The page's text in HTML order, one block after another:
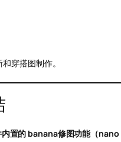
穿搭图制作。
置的 banana修图功能（nano